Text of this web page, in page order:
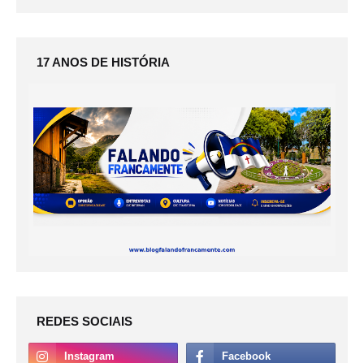
17 ANOS DE HISTÓRIA
REDES SOCIAIS